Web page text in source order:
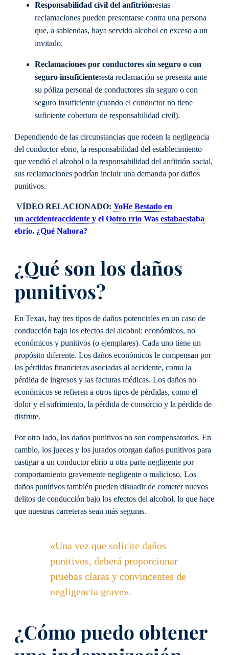
Responsabilidad civil del anfitrión:estas
reclamaciones pueden presentarse contra una persona
que, a sabiendas, haya servido alcohol en exceso a un
invitado.
Reclamaciones por conductores sin seguro o con
seguro insuficiente:esta reclamación se presenta ante
su póliza personal de conductores sin seguro o con
seguro insuficiente (cuando el conductor no tiene
suficiente cobertura de responsabilidad civil).
Dependiendo de las circunstancias que rodeen la negligencia
del conductor ebrio, la responsabilidad del establecimiento
que vendió el alcohol o la responsabilidad del anfitrión social,
sus reclamaciones podrían incluir una demanda por daños
punitivos.
VÍDEO RELACIONADO: YoHe Bestado en
un accidenteaccidente y el Ootro rrío Was estabaestaba
ebrio. ¿Qué Nahora?
¿Qué son los daños
punitivos?
En Texas, hay tres tipos de daños potenciales en un caso de
conducción bajo los efectos del alcohol: económicos, no
económicos y punitivos (o ejemplares). Cada uno tiene un
propósito diferente. Los daños económicos le compensan por
las pérdidas financieras asociadas al accidente, como la
pérdida de ingresos y las facturas médicas. Los daños no
económicos se refieren a otros tipos de pérdidas, como el
dolor y el sufrimiento, la pérdida de consorcio y la pérdida de
disfrute.
Por otro lado, los daños punitivos no son compensatorios. En
cambio, los jueces y los jurados otorgan daños punitivos para
castigar a un conductor ebrio u otra parte negligente por
comportamiento gravemente negligente o malicioso. Los
daños punitivos también pueden disuadir de cometer nuevos
delitos de conducción bajo los efectos del alcohol, lo que hace
que nuestras carreteras sean más seguras.
«Una vez que solicite daños
punitivos, deberá proporcionar
pruebas claras y convincentes de
negligencia grave».
¿Cómo puedo obtener